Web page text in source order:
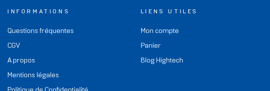
INFORMATIONS
Questions fréquentes
CGV
A propos
Mentions légales
LIENS UTILES
Mon compte
Panier
Blog Hightech